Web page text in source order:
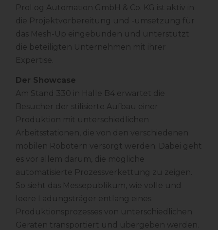
ProLog Automation GmbH & Co. KG ist aktiv in
die Projektvorbereitung und -umsetzung für
das Mesh-Up eingebunden und unterstützt
die beteiligten Unternehmen mit ihrer
Expertise.
Der Showcase
Am Stand 330 in Halle B4 erwartet die
Besucher der stilisierte Aufbau einer
Produktion mit unterschiedlichen
Arbeitsstationen, die von den verschiedenen
mobilen Robotern versorgt werden. Dabei geht
es vor allem darum, die mögliche
automatisierte Prozessverkettung zu zeigen.
So sieht das Messepublikum, wie volle und
leere Ladungsträger entlang eines
Produktionsprozesses von unterschiedlichen
Geräten transportiert und übergeben werden.